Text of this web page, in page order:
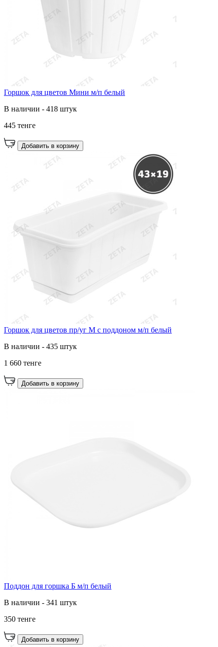
Горшок для цветов Мини м/п белый
В наличии - 418 штук
445 тенге
Добавить в корзину
Горшок для цветов пр/уг М с поддоном м/п белый
В наличии - 435 штук
1 660 тенге
Добавить в корзину
Поддон для горшка Б м/п белый
В наличии - 341 штук
350 тенге
Добавить в корзину